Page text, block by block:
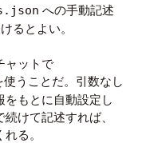
への手動記述
るとよい。
ャットで
うことだ。引数なし
もとに自動設定し
けて記述すれば、
る。